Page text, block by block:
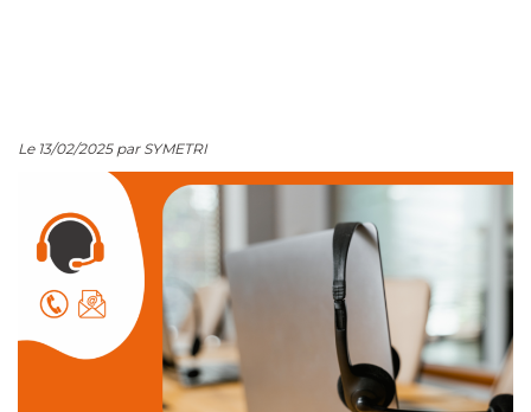
Le 13/02/2025 par SYMETRI